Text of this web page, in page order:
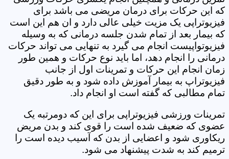
که این حرکات برای درمان مریضی می باشد برای
فیزیوتراپی یک مزیت خیلی عالی دارد و ان هم این است
که بیمار بعد از تمام شدن جلسه درمانی که به وسیله
فیزیوتواپیست انجام می گیرد به تنهایی می تواند حرکات
درمانی را انجام دهد، اما باید نوع حرکات و همین طور
زمان انجام این حرکات و تمرینات اول از جانب
فیزیوتراپ به بیمار آموزش داده شود و به طور دقیق
تمام مطالبی که گفته است او انجام داد.
تمرینات ورزشی فیزیوتراپی برای این که دومرتبه یک
عضوی که ضعیف شده است را قوی کند و بدن مریض
ریکاوری شود و اعضایی از بدن که آسیب دیده است را
ترمیم کند به شدت پیشنهاد می شود.